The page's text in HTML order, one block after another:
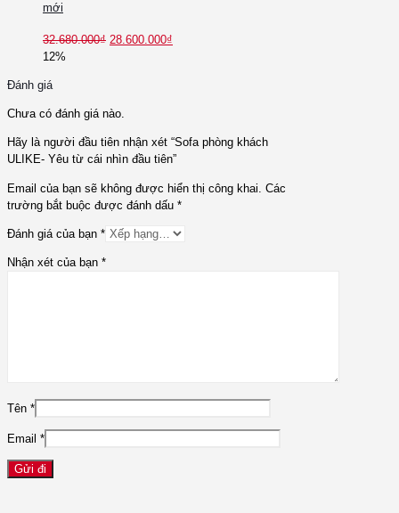
mới
32.680.000₫ 28.600.000₫
12%
Đánh giá
Chưa có đánh giá nào.
Hãy là người đầu tiên nhận xét “Sofa phòng khách
ULIKE- Yêu từ cái nhìn đầu tiên”
Email của bạn sẽ không được hiển thị công khai. Các
trường bắt buộc được đánh dấu *
Đánh giá của bạn *
Nhận xét của bạn *
Tên *
Email *